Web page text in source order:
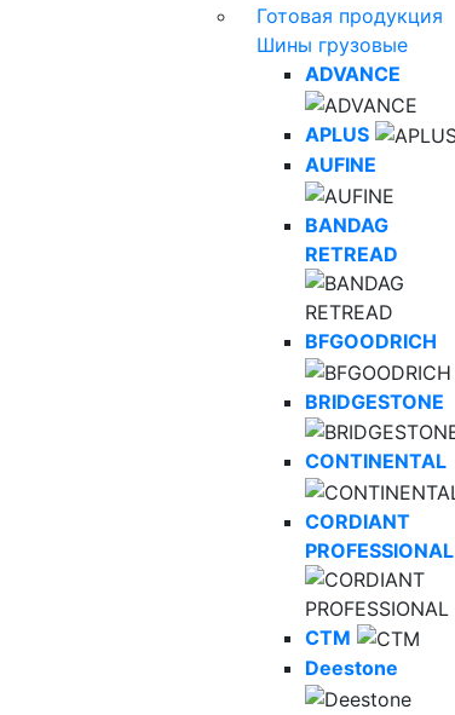
Готовая продукция
Шины грузовые
ADVANCE
APLUS
AUFINE
BANDAG
RETREAD
BFGOODRICH
BRIDGESTONE
CONTINENTAL
CORDIANT
PROFESSIONAL
CTM
Deestone